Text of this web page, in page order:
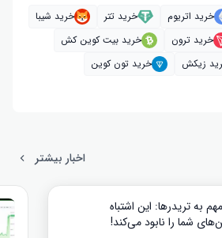
خرید اتریوم خرید تتر
خرید شیبا
خرید ترون
خرید بیت کوین کش
زیکش
خرید تون کوین
اخبار بیشتر
به تریدرها: این اشتباه
شما را نابود می‌کند!